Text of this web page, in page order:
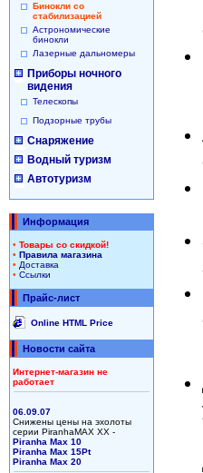
Бинокли со
стабилизацией
Астрономические
бинокли
Лазерные дальномеры
Приборы ночного
видения
Телескопы
Подзорные трубы
Снаряжение
Водный туризм
Автотуризм
Информация
• Товары со скидкой!
• Правила магазина
• Доставка
• Ссылки
Прайс-лист
Online HTML Price
Новости сайта
Интернет-магазин не
работает
06.09.07
Снижены цены на эхолоты
серии PiranhaMAX XX -
Piranha Max 10
Piranha Max 15Pt
Piranha Max 20